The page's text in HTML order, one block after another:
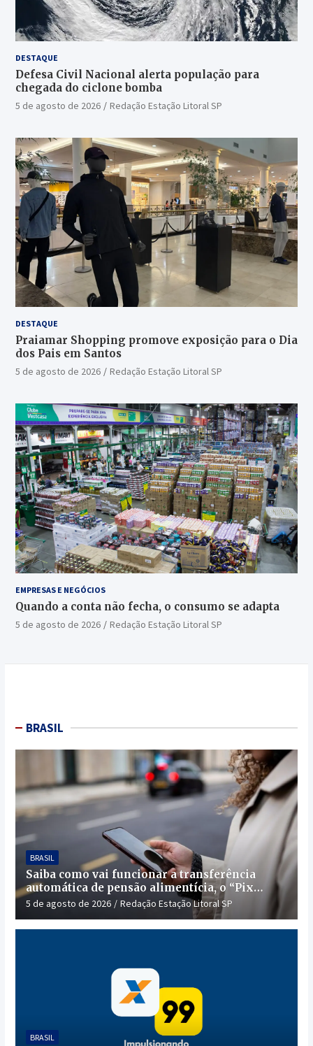
DESTAQUE
Defesa Civil Nacional alerta população para
chegada do ciclone bomba
5 de agosto de 2026 Redação Estação Litoral SP
DESTAQUE
Praiamar Shopping promove exposição para o Dia
dos Pais em Santos
5 de agosto de 2026 Redação Estação Litoral SP
EMPRESAS E NEGÓCIOS
Quando a conta não fecha, o consumo se adapta
5 de agosto de 2026 Redação Estação Litoral SP
BRASIL
BRASIL
Saiba como vai funcionar a transferência
automática de pensão alimentícia, o “Pix
Pensão”
5 de agosto de 2026 Redação Estação Litoral SP
BRASIL